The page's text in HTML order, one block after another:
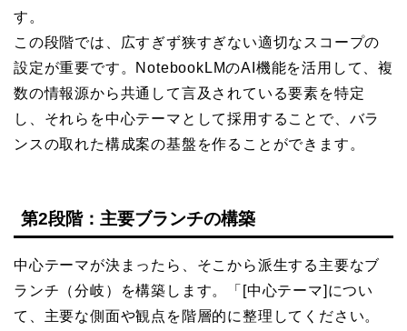
す。
この段階では、広すぎず狭すぎない適切なスコープの
設定が重要です。NotebookLMのAI機能を活用して、複
数の情報源から共通して言及されている要素を特定
し、それらを中心テーマとして採用することで、バラ
ンスの取れた構成案の基盤を作ることができます。
第2段階：主要ブランチの構築
中心テーマが決まったら、そこから派生する主要なブ
ランチ（分岐）を構築します。「[中心テーマ]につい
て、主要な側面や観点を階層的に整理してください。